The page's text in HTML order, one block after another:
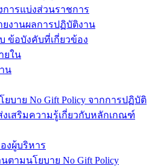
การแบ่งส่วนราชการ
ยงานผลการปฏิบัติงาน
ข้อบังคับที่เกี่ยวข้อง
ยใน
น
บาย No Gift Policy จากการปฏิบัติ
เสริมความรู้เกี่ยวกับหลักเกณฑ์
งผู้บริหาร
ตามนโยบาย No Gift Policy